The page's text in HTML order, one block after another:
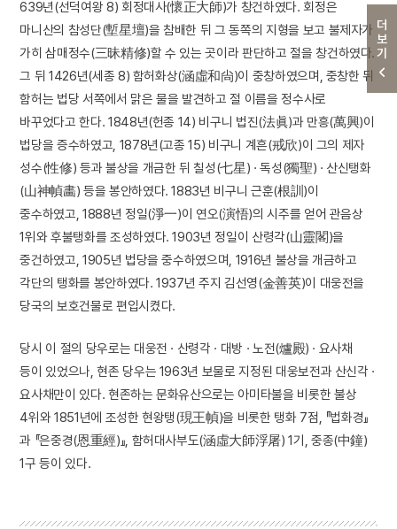
더보기
639년(선덕여왕 8) 회정대사(懷正大師)가 창건하였다. 회정은
마니산의 참성단(塹星壇)을 참배한 뒤 그 동쪽의 지형을 보고 불제자가
가히 삼매정수(三昧精修)할 수 있는 곳이라 판단하고 절을 창건하였다.
그 뒤 1426년(세종 8) 함허화상(涵虛和尙)이 중창하였으며, 중창한 뒤
함허는 법당 서쪽에서 맑은 물을 발견하고 절 이름을 정수사로
바꾸었다고 한다. 1848년(헌종 14) 비구니 법진(法眞)과 만흥(萬興)이
법당을 증수하였고, 1878년(고종 15) 비구니 계흔(戒欣)이 그의 제자
성수(性修) 등과 불상을 개금한 뒤 칠성(七星) · 독성(獨聖) · 산신탱화
(山神幀畵) 등을 봉안하였다. 1883년 비구니 근훈(根訓)이
중수하였고, 1888년 정일(淨一)이 연오(演悟)의 시주를 얻어 관음상
1위와 후불탱화를 조성하였다. 1903년 정일이 산령각(山靈閣)을
중건하였고, 1905년 법당을 중수하였으며, 1916년 불상을 개금하고
각단의 탱화를 봉안하였다. 1937년 주지 김선영(金善英)이 대웅전을
당국의 보호건물로 편입시켰다.
당시 이 절의 당우로는 대웅전 · 산령각 · 대방 · 노전(爐殿) · 요사채
등이 있었으나, 현존 당우는 1963년 보물로 지정된 대웅보전과 산신각 ·
요사채만이 있다. 현존하는 문화유산으로는 아미타불을 비롯한 불상
4위와 1851년에 조성한 현왕탱(現王幀)을 비롯한 탱화 7점, 『법화경』
과 『은중경(恩重經)』, 함허대사부도(涵虛大師浮屠) 1기, 중종(中鐘)
1구 등이 있다.